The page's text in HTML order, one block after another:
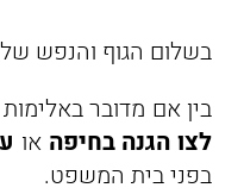
בשלום הגוף והנפש
בין אם מדובר
לצו הגנה בחיפה או
בפני בית המשפט.